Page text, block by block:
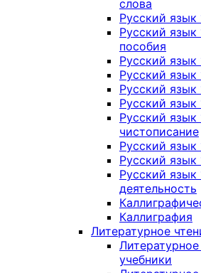
слова
Русский язык
Русский язык
пособия
Русский
Русский язык
Русский язык
Русский язык
Русский язык
чистописание
Русский язык
Русский язык
Русский язык
деятельность
Каллиграфия
Литературное
Литературное
учебники